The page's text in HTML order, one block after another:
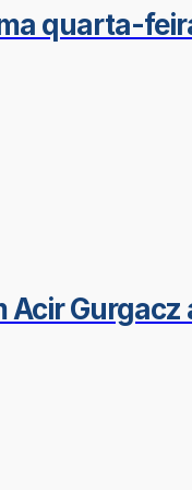
quarta-
Gurgacz